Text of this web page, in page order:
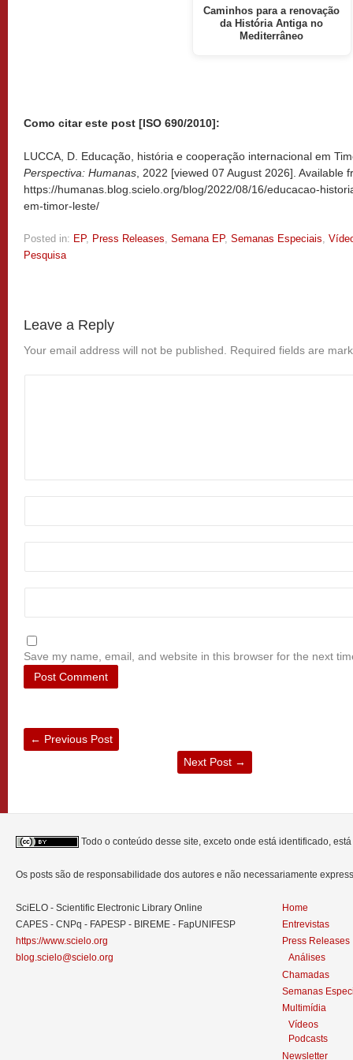
Caminhos para a renovação
da História Antiga no
Mediterrâneo
Como citar este post [ISO 690/2010]:
LUCCA, D. Educação, história e cooperação internacional em
Perspectiva: Humanas , 2022 [viewed 07 August 2026]. Available
https://humanas.blog.scielo.org/blog/2022/08/16/educacao-
em-timor-leste/
Posted in: EP, Press Releases Semana EP, Semanas Especiais
Pesquisa
Leave a Reply
Your email address will not be published. Required fields are
Save my name, email, and website in this browser for the next
← Previous Post
Next Post →
Todo o conteúdo desse site, exceto onde está identificado,
Os posts são de responsabilidade dos autores e não necessariamente
SciELO - Scientific Electronic Library Online
CAPES - CNPq - FAPESP - BIREME - FapUNIFESP
https://www.scielo.org
blog.scielo@scielo.org
Home
Entrevistas
Press Releases
Análises
Chamadas
Semanas
Multimídia
Vídeos
Podcasts
Newsletter